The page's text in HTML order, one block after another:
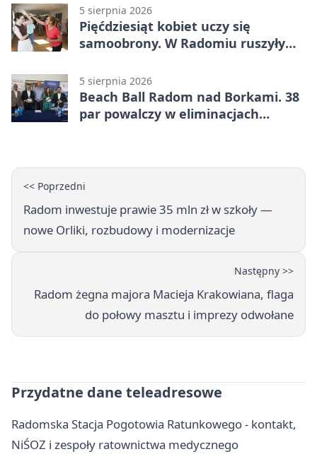
5 sierpnia 2026
Pięćdziesiąt kobiet uczy się
samoobrony. W Radomiu ruszyły
5 sierpnia 2026
Beach Ball Radom nad Borkami. 38
par powalczy w eliminacjach
<< Poprzedni
Radom inwestuje prawie 35 mln zł w szkoły —
nowe Orliki, rozbudowy i modernizacje
Następny >>
Radom żegna majora Macieja Krakowiana, flaga
do połowy masztu i imprezy odwołane
Przydatne dane teleadresowe
Radomska Stacja Pogotowia Ratunkowego - kontakt,
NiŚOZ i zespoły ratownictwa medycznego